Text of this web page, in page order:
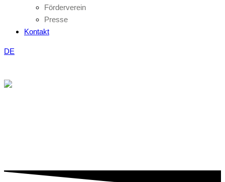
Förderverein
Presse
Kontakt
DE